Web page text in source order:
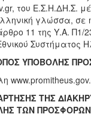
του Ε.Σ.Η.ΔΗ.Σ.
γλώσσα,
11 της Υ.Α. Π1/
ΥΠΟΒΟΛΗΣ
ΤΗΣ
ΤΩΝ ΠΡΟΣΦΟΡΩΝ